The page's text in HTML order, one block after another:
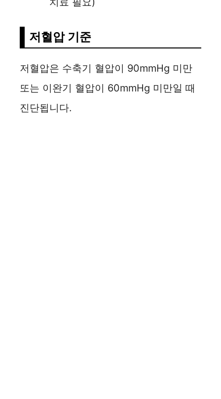
저혈압 기준
저혈압은 수축기 혈압이 90mmHg 미만
또는 이완기 혈압이 60mmHg 미만일 때
진단됩니다.